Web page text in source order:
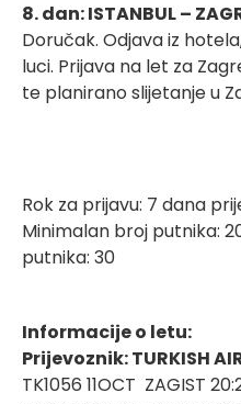
8. dan: ISTANBUL –
Doručak. Odjava iz
luci. Prijava na let za
te planirano slijetanje u
Rok za prijavu: 7 dana
Minimalan broj putnika:
putnika: 30
Informacije o letu:
Prijevoznik: TURKISH
TK1056 11OCT ZAGIST